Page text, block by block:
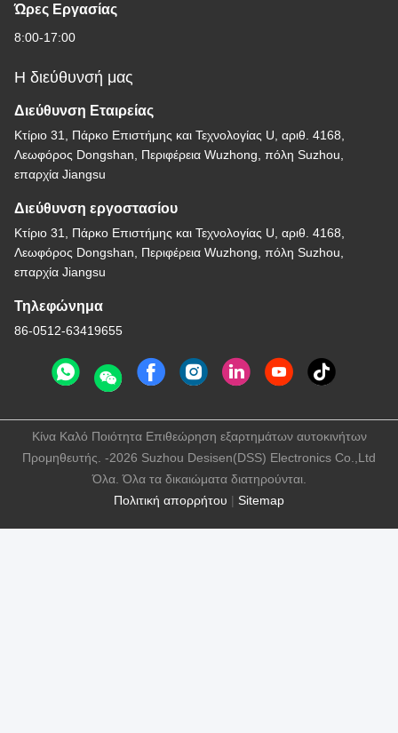
Ώρες Εργασίας
8:00-17:00
Η διεύθυνσή μας
Διεύθυνση Εταιρείας
Κτίριο 31, Πάρκο Επιστήμης και Τεχνολογίας U, αριθ. 4168,
Λεωφόρος Dongshan, Περιφέρεια Wuzhong, πόλη Suzhou,
επαρχία Jiangsu
Διεύθυνση εργοστασίου
Κτίριο 31, Πάρκο Επιστήμης και Τεχνολογίας U, αριθ. 4168,
Λεωφόρος Dongshan, Περιφέρεια Wuzhong, πόλη Suzhou,
επαρχία Jiangsu
Τηλεφώνημα
86-0512-63419655
Πολιτική απορρήτου | Sitemap
Κίνα Καλό Ποιότητα Επιθεώρηση εξαρτημάτων αυτοκινήτων
Προμηθευτής. -2026 Suzhou Desisen(DSS) Electronics Co.,Ltd
Όλα. Όλα τα δικαιώματα διατηρούνται.